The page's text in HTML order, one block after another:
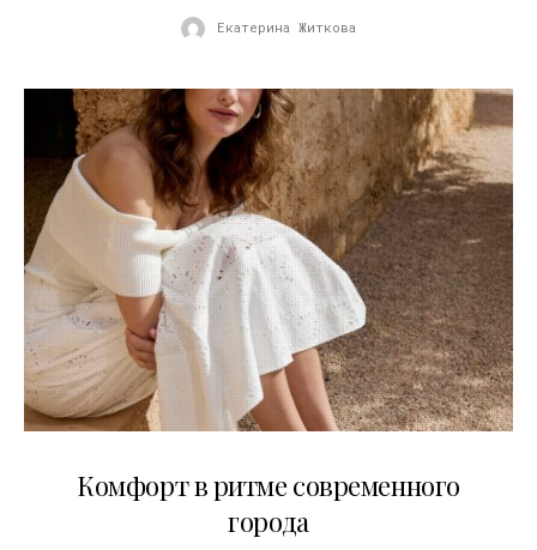
Екатерина Житкова
Комфорт в ритме современного
города